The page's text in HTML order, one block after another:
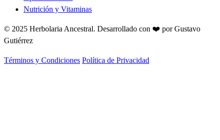
Nutrición y Vitaminas
© 2025 Herbolaria Ancestral. Desarrollado con ❤️ por Gustavo
Gutiérrez
Términos y Condiciones Política de Privacidad